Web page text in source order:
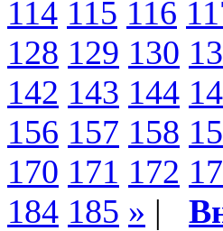
114 115 116
128 129 130
142 143 144
156 157 158
170 171 172
184 185 » |